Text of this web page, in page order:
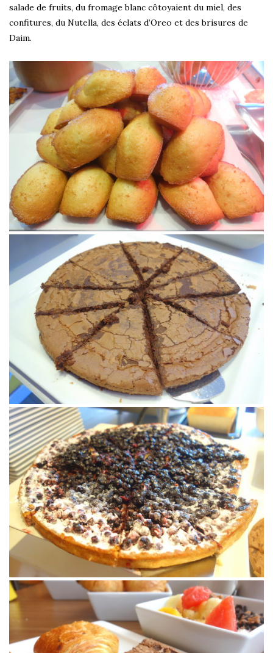
salade de fruits, du fromage blanc côtoyaient du miel, des
confitures, du Nutella, des éclats d’Oreo et des brisures de
Daim.